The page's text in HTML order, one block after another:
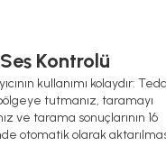
Kontrolü
kullanımı kolaydır:
tutmanız, taramayı
ve tarama sonuçlarının 16
otomatik olarak